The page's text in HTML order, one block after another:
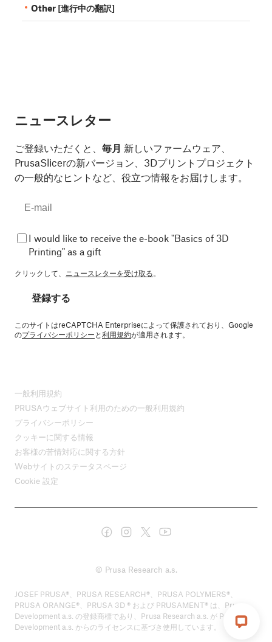
Other [進行中の翻訳]
ニュースレター
ご登録いただくと、 毎月 新しいファームウェア、
PrusaSlicerの新バージョン、3Dプリントプロジェクト
の一般的なヒントなど、役立つ情報をお届けします。
I would like to receive the e-book "Basics of 3D
Printing" as a gift
クリックして、 ニュースレターを受け取る。
登録する
このサイトはreCAPTCHA Enterpriseによって保護されており、Google
のプライバシーポリシーと利用規約が適用されます。
一般利用規約
PRUSAウェブサイト利用のための一般利用規約
プライバシーポリシー
クッキーに関する情報
お客様の苦情対応に関する方針
Webサイトのステータスページ
Cookie 設定
© Prusa Research a.s.
JOSEF PRUSA®、PRUSA RESEARCH®、PRUSA POLYMERS®、
PRUSA ORANGE®、PRUSA 3D ® および PRUSAMENT® は、Prusa
Development a.s. の登録商標であり、Prusa Research a.s. が Prusa
Development a.s. からのライセンスに基づき使用しています。